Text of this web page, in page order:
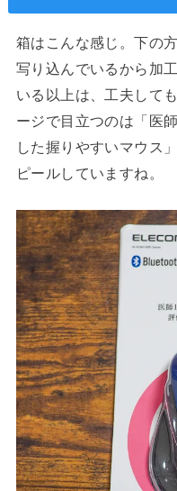
箱はこんな感じ。下の
写り込んでいるから加
いる以上は、工夫して
ージで目立つのは「医
した握りやすいマウス
ピールしていますね。